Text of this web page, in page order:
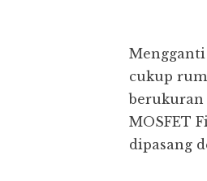
cukup
berukuran
MOSFET
dipasang